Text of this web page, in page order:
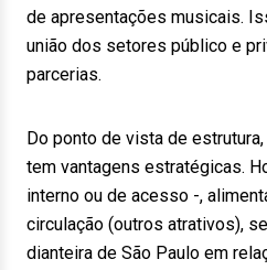
de apresentações musicais.
união dos setores público e
parcerias.
Do ponto de vista de
tem vantagens estratégicas.
interno ou de acesso -,
circulação (outros atrativos),
dianteira de São Paulo em